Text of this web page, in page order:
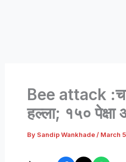
Bee attack
हल्ला; १५०
By Sandip Wankhade / March